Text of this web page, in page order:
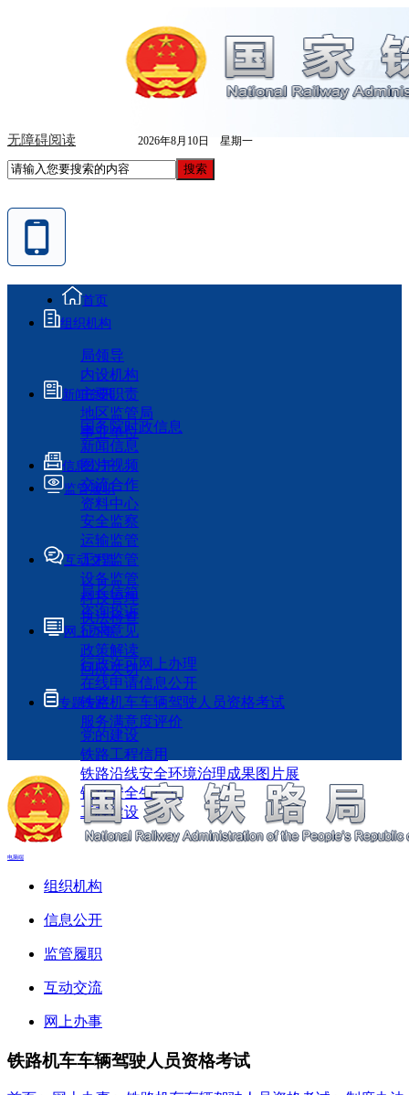
无障碍阅读 2026年8月10日 星期一
首页
组织机构
局领导
内设机构
主要职责
地区监管局
事业单位
新闻资讯
国务院时政信息
新闻信息
图片视频
交流合作
资料中心
信息公开
监管履职
安全监察
运输监管
工程监管
设备监管
科技管理
执法检查
互动交流
局长信箱
咨询投诉
征求意见
政策解读
回应关切
网上办事
行政许可网上办理
在线申请信息公开
铁路机车车辆驾驶人员资格考试
服务满意度评价
专题专栏
党的建设
铁路工程信用
铁路沿线安全环境治理成果图片展
铁路安全生产月
工程建设
电脑端
组织机构
信息公开
监管履职
互动交流
网上办事
铁路机车车辆驾驶人员资格考试